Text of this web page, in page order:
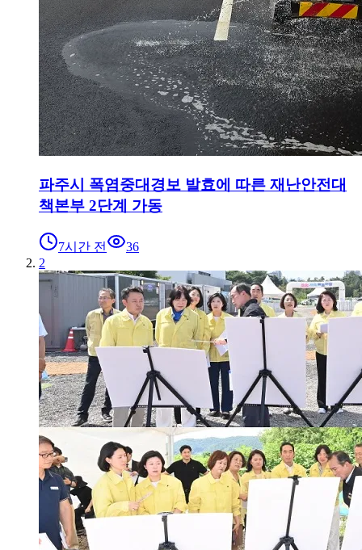
파주시 폭염중대경보 발효에 따른 재난안전대
책본부 2단계 가동
7시간 전
36
2